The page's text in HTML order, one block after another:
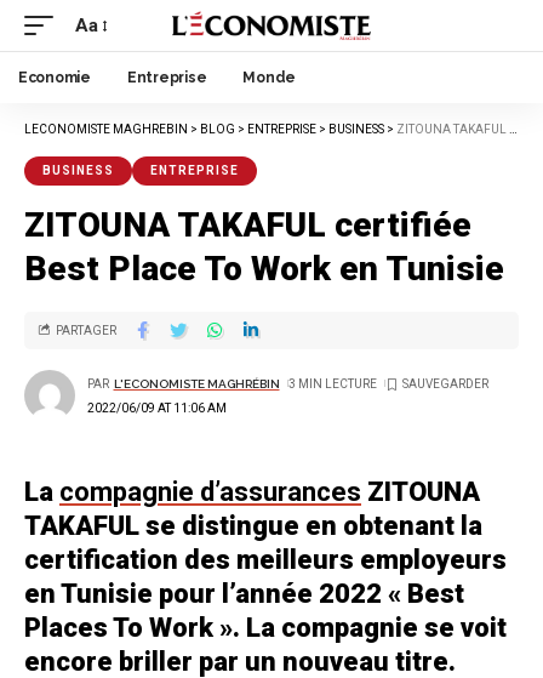
Aa
Economie Entreprise Monde
LECONOMISTE MAGHREBIN > BLOG > ENTREPRISE > BUSINESS > ZITOUNA TAKAFUL CERTIFIÉE BEST PLACE TO WORK EN TUNISIE
BUSINESS ENTREPRISE
ZITOUNA TAKAFUL certifiée
Best Place To Work en Tunisie
2022/06/09 AT 11:06 AM
PAR L'ECONOMISTE MAGHRÉBIN 3 MIN LECTURE
PARTAGER
La compagnie d’assurances ZITOUNA
TAKAFUL se distingue en obtenant la
certification des meilleurs employeurs
en Tunisie pour l’année 2022 « Best
Places To Work ». La compagnie se voit
encore briller par un nouveau titre.